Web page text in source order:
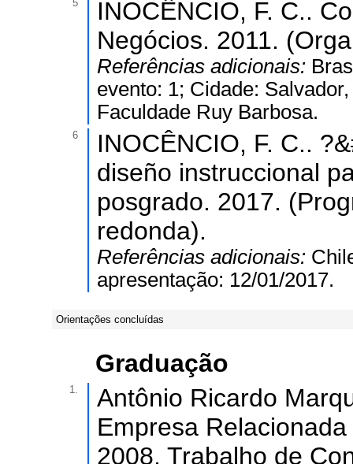
5
INOCÊNCIO, F. C..
Negócios. 2011.
Referências adicionais:
evento: 1; Cidade:
Faculdade Ruy Barbosa.
6
INOCÊNCIO, F. C..
diseño instruccional
posgrado. 2017.
redonda).
Referências adicionais:
apresentação: 12/01/2017.
Orientações concluídas
Graduação
1.
Antônio Ricardo
Empresa
2008. Trabalho de